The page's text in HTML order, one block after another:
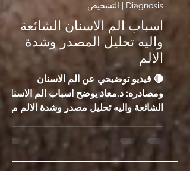
اسباب الم الاسنان الشائعة
واليه تحليل المصدر وشدة
الالم
🔴 فيديو توضيحي عن الم الاسنان
ومصادره: د.معاذ يوضح اسباب الم الاسنان
الشائعة واليه تحليل مصدر وشدة الالم مع
تصحيح للمعلومات المغلوطه بخصوص الم
الاسنان 🔴 المقدمة: ألم الأسنان ليس دائمًا
بسيط، وفي بعض الحالات يكون مؤشر على
مشكلة خطيرة تحتاج تدخل فوري. التمييز
Diagnosis | التشخيص